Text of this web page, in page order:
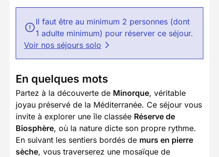
Il faut être au minimum 2 personnes (dont
1 adulte minimum) pour réserver ce séjour.
Voir nos séjours solo
En quelques mots
Partez à la découverte de Minorque, véritable
joyau préservé de la Méditerranée. Ce séjour vous
invite à explorer une île classée Réserve de
Biosphère, où la nature dicte son propre rythme.
En suivant les sentiers bordés de murs en pierre
sèche, vous traverserez une mosaïque de